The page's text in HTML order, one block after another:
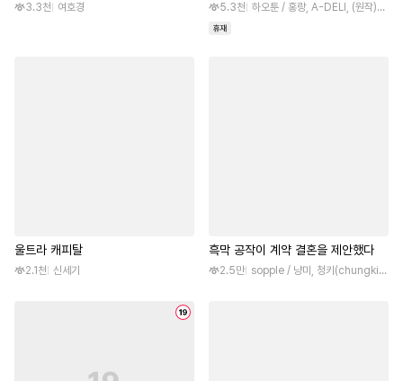
3.3천 여호경 5.3천 하오툰 / 홍랑, A-DELI, (원작)유지공
울트라 캐피탈
2.1천 신세기
흑막 공작이 계약 결혼을 제안했다
2.5만 sopple / 냥미, 청키(chungki), (원작)유성우